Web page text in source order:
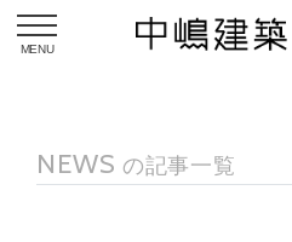
NEWS の記事一覧
toggle navigation